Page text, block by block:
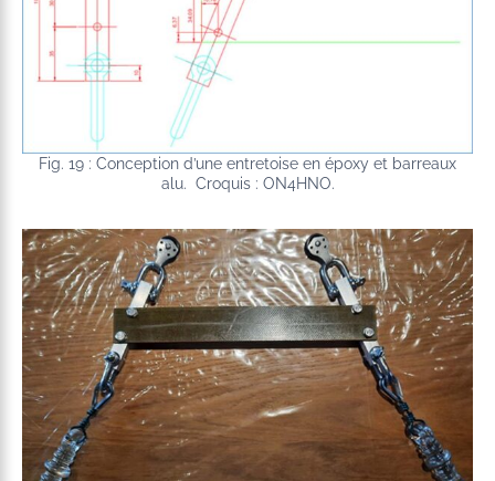
Fig. 19 : Conception d’une entretoise en époxy et barreaux
alu. Croquis : ON4HNO.